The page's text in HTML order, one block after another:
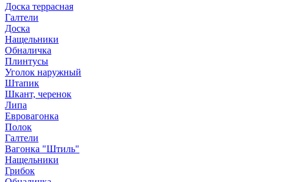
Доска террасная
Галтели
Доска
Нащельники
Обналичка
Плинтусы
Уголок наружный
Штапик
Шкант, черенок
Липа
Евровагонка
Полок
Галтели
Вагонка "Штиль"
Нащельники
Грибок